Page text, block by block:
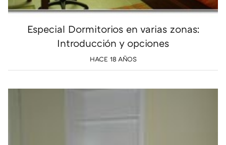
Especial Dormitorios en varias zonas:
Introducción y opciones
HACE 18 AÑOS